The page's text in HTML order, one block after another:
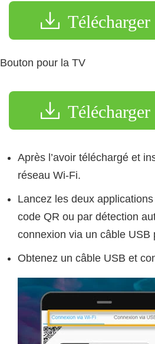
Télécharger
Bouton pour la TV
Télécharger
Après l’avoir téléchargé et
réseau Wi-Fi.
Lancez les deux
code QR ou par détection
connexion via un câble
Obtenez un câble USB et